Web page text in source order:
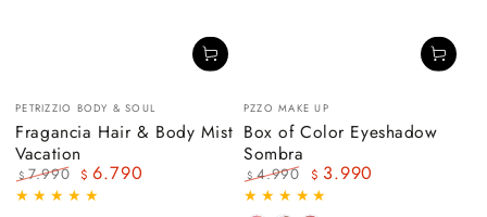
Vendedor:
PETRIZZIO BODY & SOUL
Fragancia Hair & Body Mist
Vacation
Precio
$ 7.990
Precio
$ 6.790
Vendedor:
PZZO MAKE UP
Box of Color Eyeshadow
Sombra
Precio
$ 4.990
Precio
$ 3.990